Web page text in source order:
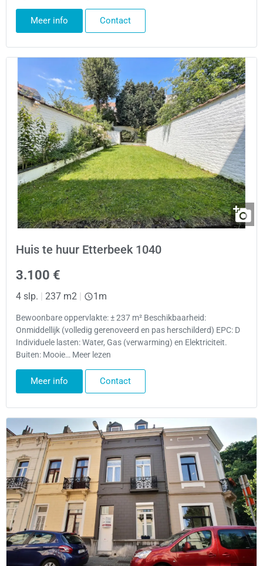
Meer info Contact
Huis te huur Etterbeek 1040
3.100 €
4 slp. | 237 m2 | 1m
Bewoonbare oppervlakte: ± 237 m² Beschikbaarheid:
Onmiddellijk (volledig gerenoveerd en pas herschilderd) EPC: D
Individuele lasten: Water, Gas (verwarming) en Elektriciteit.
Buiten: Mooie… Meer lezen
Meer info Contact